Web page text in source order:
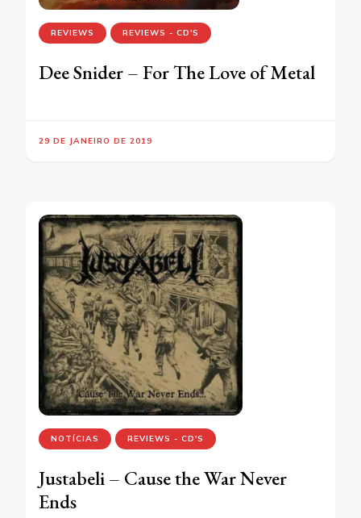
REVIEWS REVIEWS - CD'S
Dee Snider – For The Love of Metal
29 DE JANEIRO DE 2019
NOTÍCIAS REVIEWS - CD'S
Justabeli – Cause the War Never
Ends